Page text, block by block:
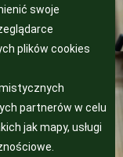
swoje
plików cookies
partnerów w celu
jak mapy, usługi